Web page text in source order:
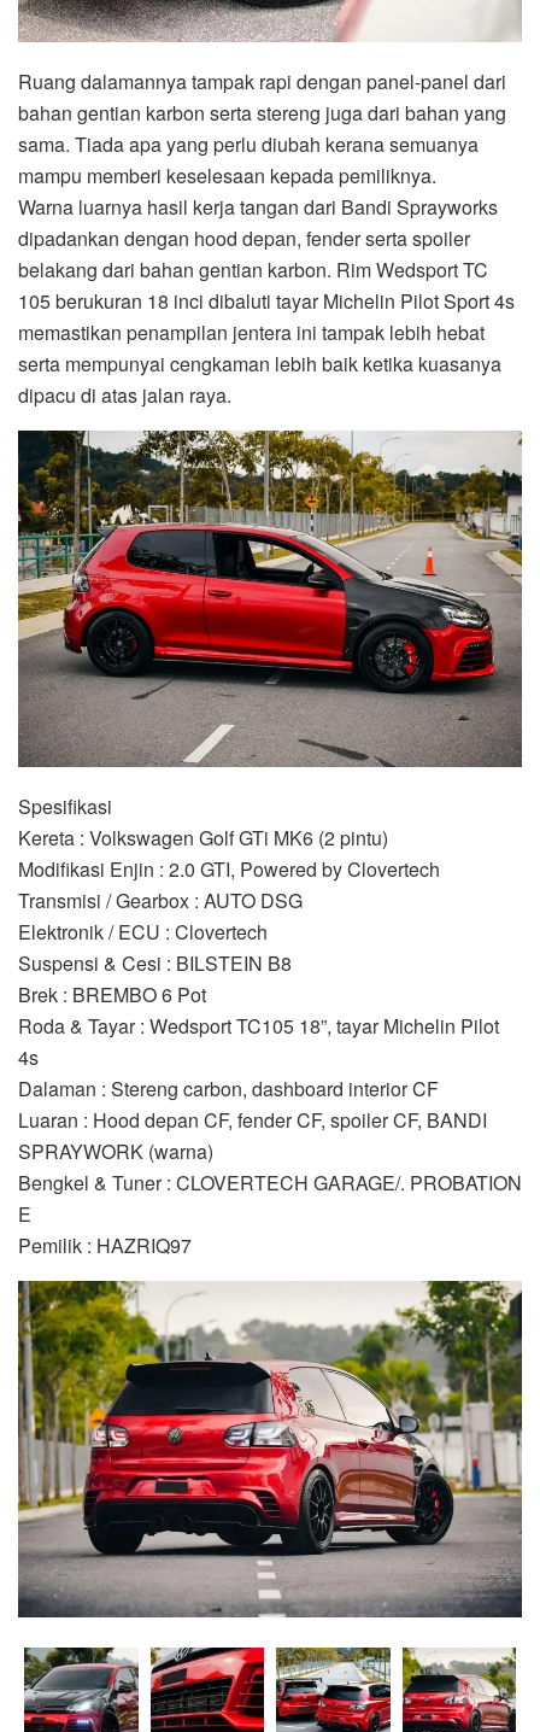
Ruang dalamannya tampak rapi dengan panel-panel dari
bahan gentian karbon serta stereng juga dari bahan yang
sama. Tiada apa yang perlu diubah kerana semuanya
mampu memberi keselesaan kepada pemiliknya.
Warna luarnya hasil kerja tangan dari Bandi Sprayworks
dipadankan dengan hood depan, fender serta spoiler
belakang dari bahan gentian karbon. Rim Wedsport TC
105 berukuran 18 inci dibaluti tayar Michelin Pilot Sport 4s
memastikan penampilan jentera ini tampak lebih hebat
serta mempunyai cengkaman lebih baik ketika kuasanya
dipacu di atas jalan raya.
Spesifikasi
Kereta : Volkswagen Golf GTi MK6 (2 pintu)
Modifikasi Enjin : 2.0 GTI, Powered by Clovertech
Transmisi / Gearbox : AUTO DSG
Elektronik / ECU : Clovertech
Suspensi & Cesi : BILSTEIN B8
Brek : BREMBO 6 Pot
Roda & Tayar : Wedsport TC105 18”, tayar Michelin Pilot
4s
Dalaman : Stereng carbon, dashboard interior CF
Luaran : Hood depan CF, fender CF, spoiler CF, BANDI
SPRAYWORK (warna)
Bengkel & Tuner : CLOVERTECH GARAGE/. PROBATION
E
Pemilik : HAZRIQ97